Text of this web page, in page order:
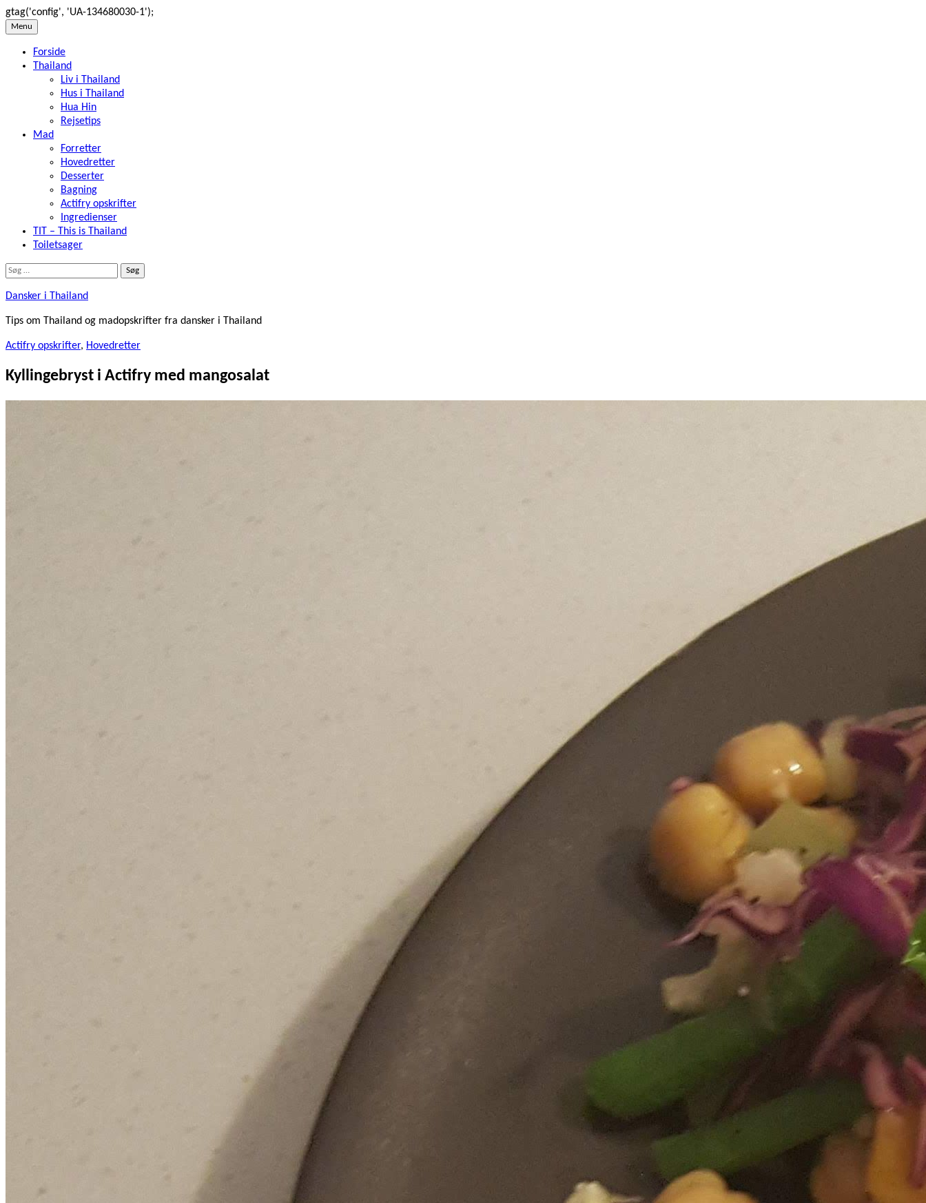
gtag('config', 'UA-134680030-1');
Skip
content
Menu
Forside
Thailand
Liv i Thailand
Hus i Thailand
Hua Hin
Rejsetips
Mad
Forretter
Hovedretter
Desserter
Bagning
Actifry opskrifter
Ingredienser
TIT – This is Thailand
Toiletsager
Søg
Dansker i Thailand
Tips om Thailand og madopskrifter fra dansker i Thailand
Actifry opskrifter, Hovedretter
Kyllingebryst i Actifry med mangosalat